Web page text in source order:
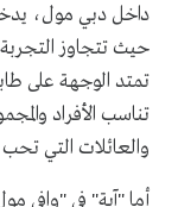
داخل دبي مول، يدخل
حيث تتجاوز
تمتد الوجهة على
تناسب الأفراد
والعائلات التي تحب
أما "آية" في "وافي